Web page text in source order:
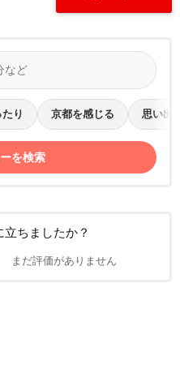
り 京都を感じる 思い出
を検索
ちましたか？
まだ評価がありません